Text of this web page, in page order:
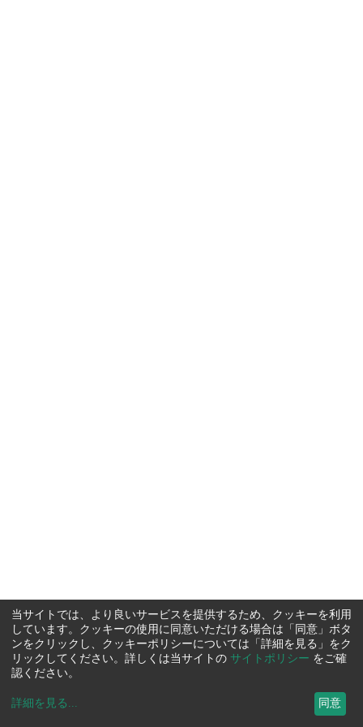
当サイトでは、より良いサービスを提供するため、クッキーを利用
しています。クッキーの使用に同意いただける場合は「同意」ボタ
ンをクリックし、クッキーポリシーについては「詳細を見る」をク
リックしてください。詳しくは当サイトの サイトポリシー をご確
認ください。
詳細を見る ... 同意